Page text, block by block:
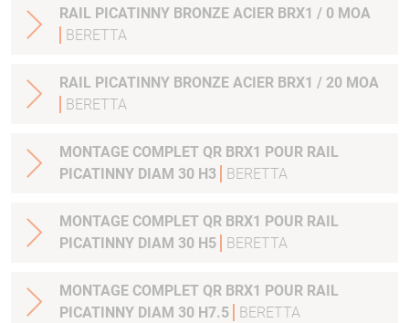
RAIL PICATINNY BRONZE ACIER BRX1 / 0 MOA
BERETTA
RAIL PICATINNY BRONZE ACIER BRX1 / 20 MOA
BERETTA
MONTAGE COMPLET QR BRX1 POUR RAIL
PICATINNY DIAM 30 H3
BERETTA
MONTAGE COMPLET QR BRX1 POUR RAIL
PICATINNY DIAM 30 H5
BERETTA
MONTAGE COMPLET QR BRX1 POUR RAIL
PICATINNY DIAM 30 H7.5
BERETTA